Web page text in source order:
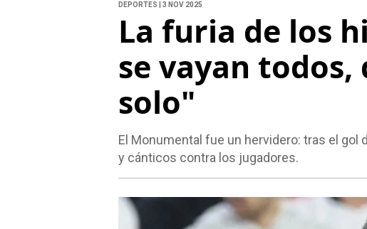
DEPORTES | 3 NOV 2025
La furia de los
se vayan
solo"
El Monumental fue un hervidero: tras el gol
y cánticos contra los jugadores.